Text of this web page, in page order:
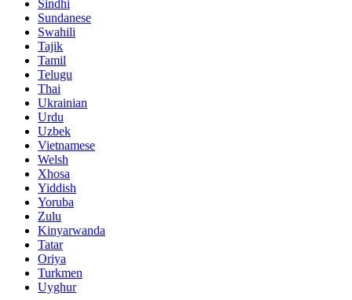
Sindhi
Sundanese
Swahili
Tajik
Tamil
Telugu
Thai
Ukrainian
Urdu
Uzbek
Vietnamese
Welsh
Xhosa
Yiddish
Yoruba
Zulu
Kinyarwanda
Tatar
Oriya
Turkmen
Uyghur